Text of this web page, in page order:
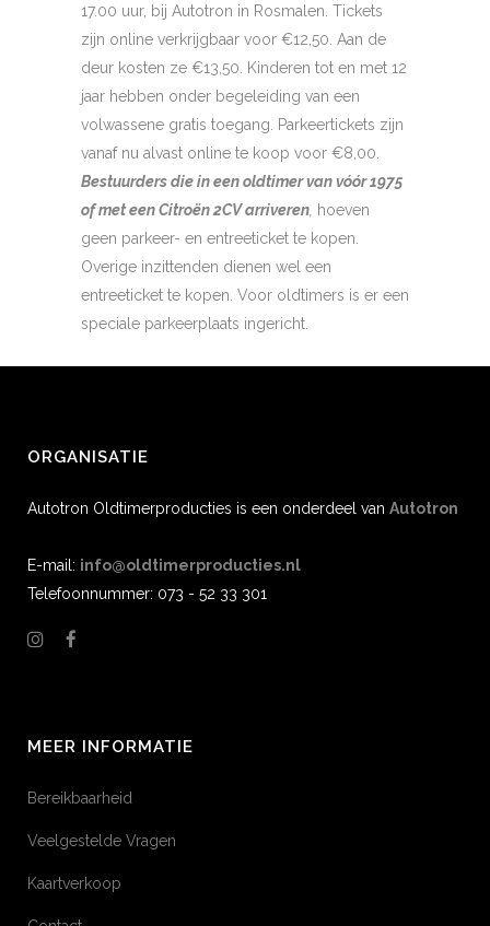
17.00 uur, bij Autotron in Rosmalen. Tickets
zijn online verkrijgbaar voor €12,50. Aan de
deur kosten ze €13,50. Kinderen tot en met 12
jaar hebben onder begeleiding van een
volwassene gratis toegang. Parkeertickets zijn
vanaf nu alvast online te koop voor €8,00.
Bestuurders die in een oldtimer van vóór 1975
of met een Citroën 2CV arriveren hoeven
geen parkeer- en entreeticket te kopen.
Overige inzittenden dienen wel een
entreeticket te kopen. Voor oldtimers is er een
speciale parkeerplaats ingericht.
ORGANISATIE
Autotron Oldtimerproducties is een onderdeel van Autotron
E-mail: info@oldtimerproducties.nl
Telefoonnummer: 073 - 52 33 301
MEER INFORMATIE
Bereikbaarheid
Veelgestelde Vragen
Kaartverkoop